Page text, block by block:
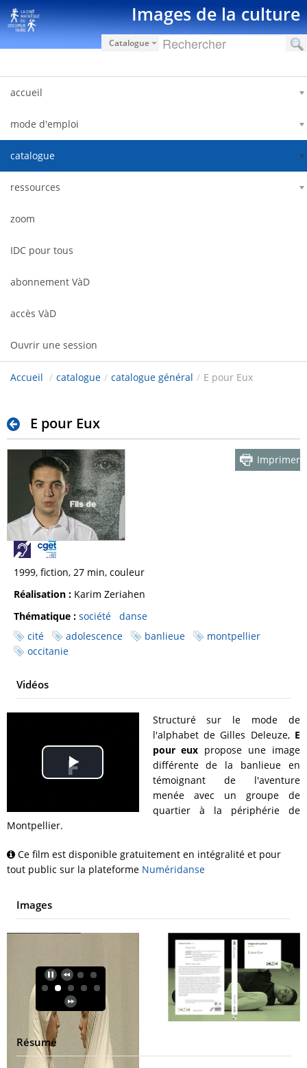
Saut au contenu Images de la culture
Catalogue
accueil
mode d'emploi
catalogue
ressources
zoom
IDC pour tous
abonnement VàD
accès VàD
Ouvrir une session
Accueil / catalogue / catalogue général / E pour Eux
E pour Eux
Imprimer
1999, fiction, 27 min, couleur
Réalisation : Karim Zeriahen
Thématique : société
danse
cité
adolescence banlieue
montpellier
occitanie
Vidéos
Play
Video
Structuré sur le mode de
l'alphabet de Gilles Deleuze, E
pour eux propose une image
différente de la banlieue en
témoignant de l'aventure
menée avec un groupe de
quartier à la périphérie de
Montpellier.
Ce film est disponible gratuitement en intégralité et pour
tout public sur la plateforme Numéridanse
Images
Résumé